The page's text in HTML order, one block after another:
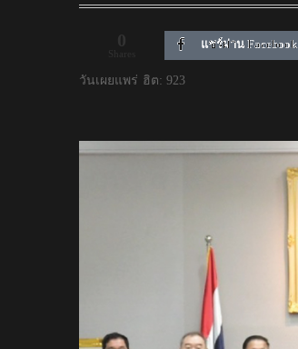
0 แชร์ผ่าน Facebook
วันเผยแพร่ ฮิต: 923